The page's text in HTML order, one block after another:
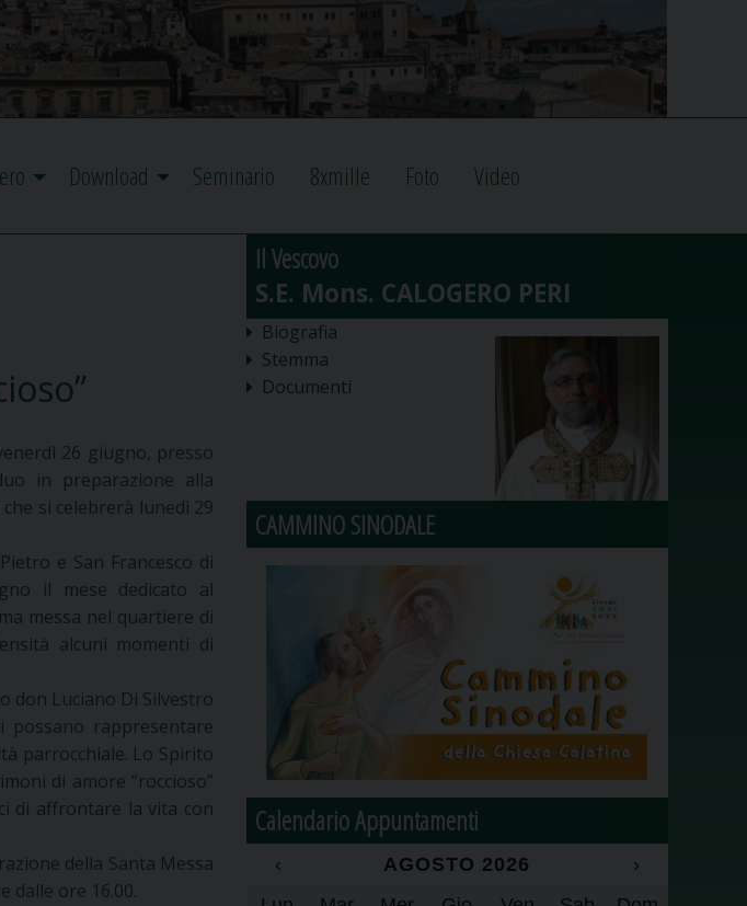
Download Seminario 8xmille Foto Video
26 giugno, presso
in preparazione alla
si celebrerà lunedì 29
e San Francesco di
il mese dedicato al
messa nel quartiere di
alcuni momenti di
don Luciano Di Silvestro
possano rappresentare
parrocchiale. Lo Spirito
di amore “roccioso”
di affrontare la vita con
della Santa Messa
dalle ore 16.00.
Il Vescovo
Biografia
Stemma
Documenti
CAMMINO SINODALE
Calendario Appuntamenti
‹ AGOSTO 2026
›